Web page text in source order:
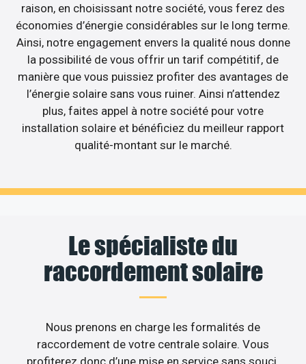
raison, en choisissant notre société, vous ferez des
économies d’énergie considérables sur le long terme.
Ainsi, notre engagement envers la qualité nous donne
la possibilité de vous offrir un tarif compétitif, de
manière que vous puissiez profiter des avantages de
l’énergie solaire sans vous ruiner. Ainsi n’attendez
plus, faites appel à notre société pour votre
installation solaire et bénéficiez du meilleur rapport
qualité-montant sur le marché.
Le spécialiste du
raccordement solaire
Nous prenons en charge les formalités de
raccordement de votre centrale solaire. Vous